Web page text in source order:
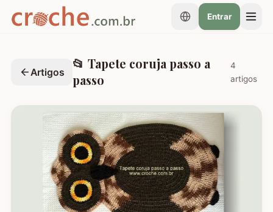
Entrar
Artigos
📂 Tapete coruja passo a
passo
4
artigos